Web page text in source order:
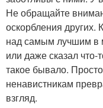
Не обращайте
оскорбления других.
над самым лучшим в
или даже сказал что-
такое бывало.
ненавистникам
взгляд.